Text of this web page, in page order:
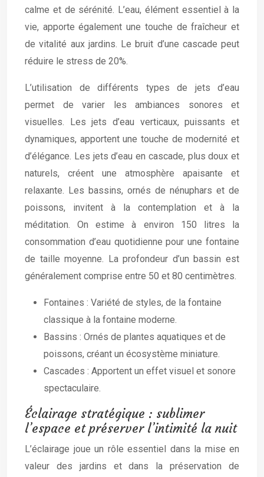
calme et de sérénité. L’eau, élément essentiel à la
vie, apporte également une touche de fraîcheur et
de vitalité aux jardins. Le bruit d’une cascade peut
réduire le stress de 20%.
L’utilisation de différents types de jets d’eau
permet de varier les ambiances sonores et
visuelles. Les jets d’eau verticaux, puissants et
dynamiques, apportent une touche de modernité et
d’élégance. Les jets d’eau en cascade, plus doux et
naturels, créent une atmosphère apaisante et
relaxante. Les bassins, ornés de nénuphars et de
poissons, invitent à la contemplation et à la
méditation. On estime à environ 150 litres la
consommation d’eau quotidienne pour une fontaine
de taille moyenne. La profondeur d’un bassin est
généralement comprise entre 50 et 80 centimètres.
Fontaines : Variété de styles, de la fontaine
classique à la fontaine moderne.
Bassins : Ornés de plantes aquatiques et de
poissons, créant un écosystème miniature.
Cascades : Apportent un effet visuel et sonore
spectaculaire.
Éclairage stratégique : sublimer
l’espace et préserver l’intimité la nuit
L’éclairage joue un rôle essentiel dans la mise en
valeur des jardins et dans la préservation de